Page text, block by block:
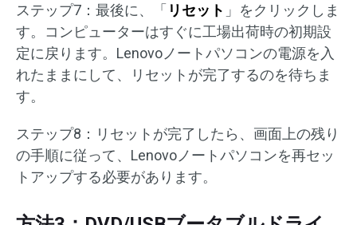
ステップ7：最後に、「 リセット 」をクリックしま
す。コンピューターはすぐに工場出荷時の初期設
定に戻ります。Lenovoノートパソコンの電源を入
れたままにして、リセットが完了するのを待ちま
す。
ステップ8：リセットが完了したら、画面上の残り
の手順に従って、Lenovoノートパソコンを再セッ
トアップする必要があります。